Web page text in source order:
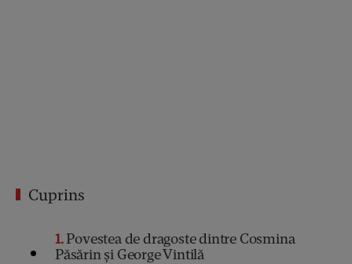
Cuprins
1Povestea de dragoste dintre Cosmina
Păsărin și George Vintilă